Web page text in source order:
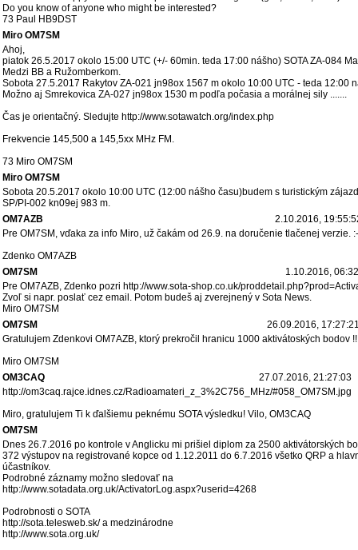
Do you know of anyone who might be interested?
73 Paul HB9DST
Miro OM7SM
Ahoj,
piatok 26.5.2017 okolo 15:00 UTC (+/- 60min. teda 17:00 nášho) SOTA ZA-084
Medzi BB a Ružomberkom.
Sobota 27.5.2017 Rakytov ZA-021 jn98ox 1567 m okolo 10:00 UTC - teda 12:00
Možno aj Smrekovica ZA-027 jn98ox 1530 m podľa počasia a morálnej sily .......
Čas je orientačný. Sledujte http://www.sotawatch.org/index.php
Frekvencie 145,500 a 145,5xx MHz FM.
73 Miro OM7SM
Miro OM7SM
Sobota 20.5.2017 okolo 10:00 UTC (12:00 nášho času)budem s turistickým
SP/PI-002 kn09ej 983 m.
OM7AZB
2.10.2016,
Pre OM7SM, vďaka za info Miro, už čakám od 26.9. na doručenie tlačenej verzie.
Zdenko OM7AZB
OM7SM
1.10.2016,
Pre OM7AZB, Zdenko pozri http://www.sota-shop.co.uk/
Zvoľ si napr. poslať cez email. Potom budeš aj zverejnený v Sota News.
Miro OM7SM
OM7SM
26.09.2016,
Gratulujem Zdenkovi OM7AZB, ktorý prekročil hranicu 1000 aktivátoských bodov
Miro OM7SM
OM3CAQ
27.07.2016, 21:27:03
http://om3caq.rajce.idnes.cz/Radioamateri_z_3%2C756_MHz/#058_OM7SM.jpg
Miro, gratulujem Ti k ďalšiemu peknému SOTA výsledku! Vilo, OM3CAQ
OM7SM
Dnes 26.7.2016 po kontrole v Anglicku mi prišiel diplom za 2500 aktivátorských
372 výstupov na registrované kopce od 1.12.2011 do 6.7.2016 všetko QRP a
účastníkov.
Podrobné záznamy možno sledovať na
http://www.sotadata.org.uk/ActivatorLog.aspx?userid=4268
Podrobnosti o SOTA
http://sota.telesweb.sk/ a medzinárodne
http://www.sota.org.uk/